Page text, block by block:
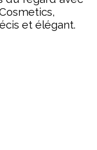
et élégant.